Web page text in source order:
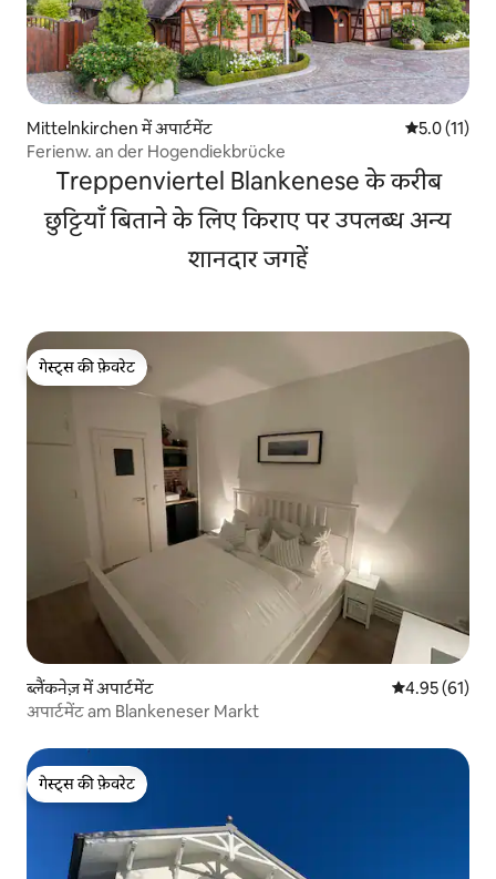
Mittelnkirchen में अपार्टमेंट औसत रेटिंग 5
5.0 (11)
Ferienw. an der Hogendiekbrücke
Treppenviertel Blankenese के करीब
छुट्टियाँ बिताने के लिए किराए पर उपलब्ध अन्य
शानदार जगहें
गेस्ट्स की फ़ेवरेट
गेस्ट्स की फ़ेवरेट
ब्लैंकनेज़ में अपार्टमेंट औसत रेटिंग 5 में
4.95 (61)
अपार्टमेंट am Blankeneser Markt
गेस्ट्स की फ़ेवरेट
गेस्ट्स की फ़ेवरेट